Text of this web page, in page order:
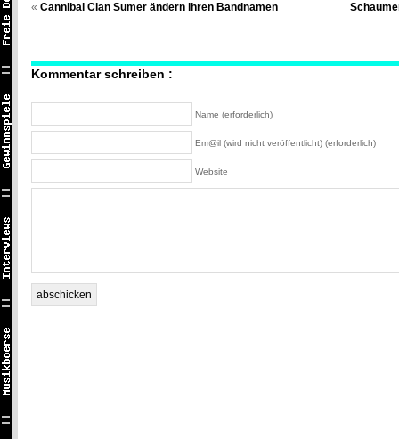
« Cannibal Clan Sumer ändern ihren Bandnamen
Kommentar schreiben :
Name (erforderlich)
Em@il (wird nicht veröffentlicht) (erforderlich)
Website